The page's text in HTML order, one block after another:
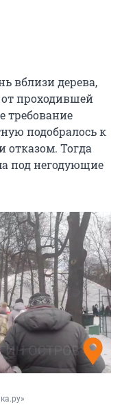
вблизи дерева,
проходившей
подобралось к
отказом. Тогда
под негодующие